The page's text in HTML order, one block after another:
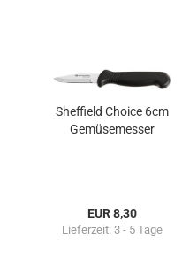
Sheffield Choice 6cm
Gemüsemesser
EUR 8,30
Lieferzeit: 3 - 5 Tage